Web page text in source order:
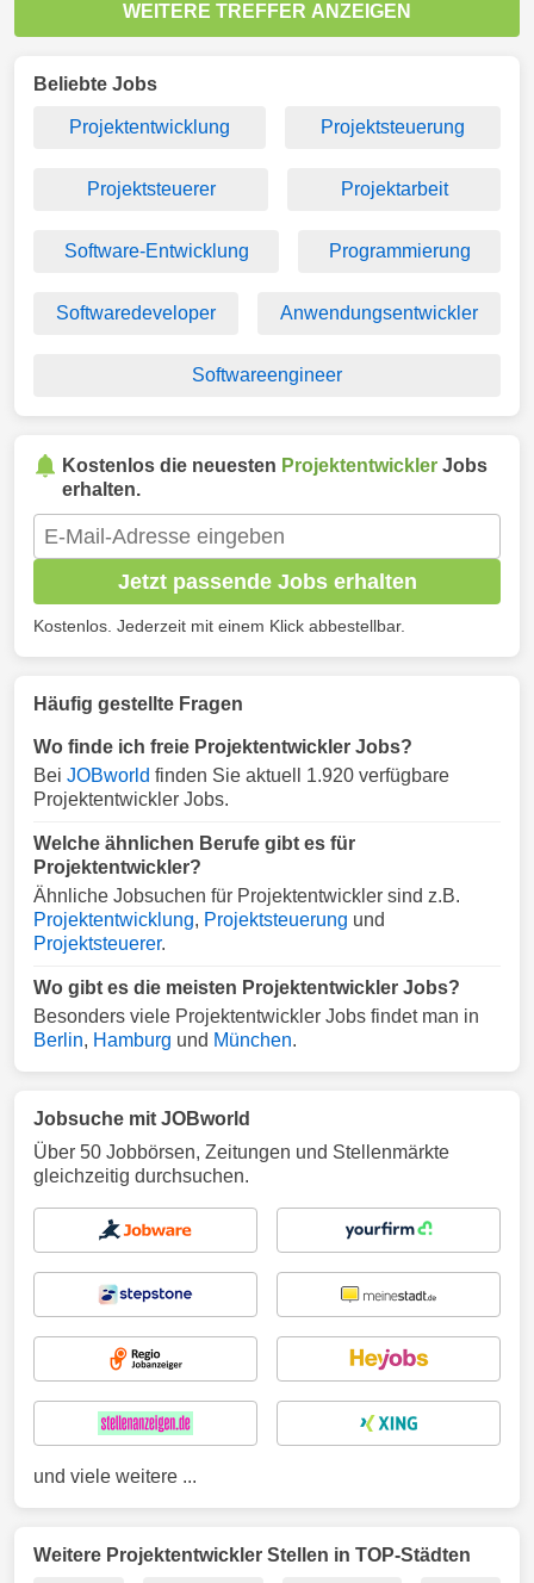
WEITERE TREFFER ANZEIGEN
Beliebte Jobs
Projektentwicklung Projektsteuerung
Projektsteuerer Projektarbeit
Software-Entwicklung Programmierung
Softwaredeveloper Anwendungsentwickler
Softwareengineer
Kostenlos die neuesten Projektentwickler Jobs
erhalten.
Jetzt passende Jobs erhalten
Kostenlos. Jederzeit mit einem Klick abbestellbar.
Häufig gestellte Fragen
Wo finde ich freie Projektentwickler Jobs?
Bei JOBworld finden Sie aktuell 1.920 verfügbare
Projektentwickler Jobs.
Welche ähnlichen Berufe gibt es für
Projektentwickler?
Ähnliche Jobsuchen für Projektentwickler sind z.B.
Projektentwicklung, Projektsteuerung und
Projektsteuerer.
Wo gibt es die meisten Projektentwickler Jobs?
Besonders viele Projektentwickler Jobs findet man in
Berlin, Hamburg und München.
Jobsuche mit JOBworld
Über 50 Jobbörsen, Zeitungen und Stellenmärkte
gleichzeitig durchsuchen.
und viele weitere ...
Weitere Projektentwickler Stellen in TOP-Städten